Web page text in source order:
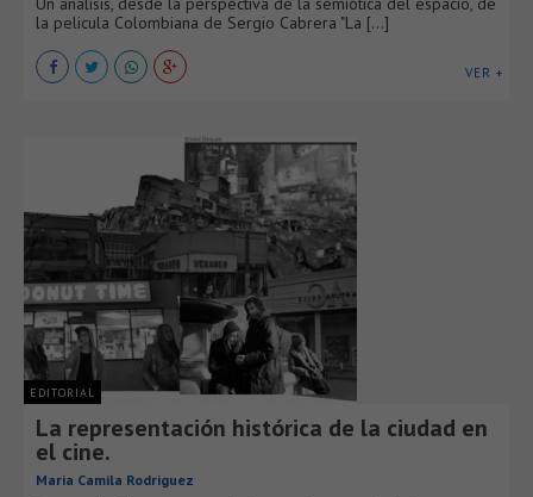
la pelicula Colombiana de Sergio Cabrera "La [...]
VER +
EDITORIAL
La representación histórica de la ciudad en
el cine.
Maria Camila Rodriguez